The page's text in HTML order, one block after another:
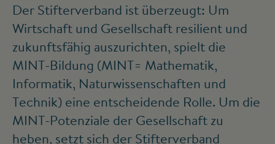
Der Stifterverband ist überzeugt: Um
Wirtschaft und Gesellschaft resilient und
zukunftsfähig auszurichten, spielt die
MINT-Bildung (MINT= Mathematik,
Informatik, Naturwissenschaften und
Technik) eine entscheidende Rolle. Um die
MINT-Potenziale der Gesellschaft zu
heben, setzt sich der Stifterverband